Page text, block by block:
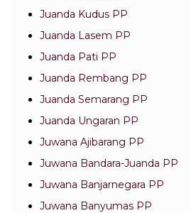
Juanda Kudus PP
Juanda Lasem PP
Juanda Pati PP
Juanda Rembang PP
Juanda Semarang PP
Juanda Ungaran PP
Juwana Ajibarang PP
Juwana Bandara-Juanda PP
Juwana Banjarnegara PP
Juwana Banyumas PP